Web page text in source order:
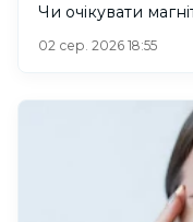
Чи очікувати
02 сер. 2026 18:55